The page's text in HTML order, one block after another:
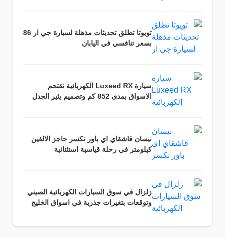
تويوتا تطلق تحديثات مذهلة لسيارة جي ار 86
بسعر تنافسي في اليابان
سيارة Luxeed RX الكهربائية تقتحم
الاسواق بمدى 852 كم وتصميم يثير الجدل
نيسان قاشقاي اي باور تكسر حاجز الالفين
كيلومتر في رحلة قياسية استثنائية
زلزال في سوق السيارات الكهربائية الصيني
وتوقعات بتغيرات جذرية في اسواق الخليج